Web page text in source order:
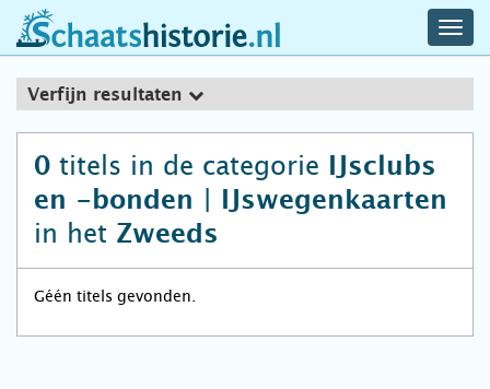
schaatshistorie.nl
Verfijn resultaten
0 titels in de categorie
IJsclubs
en -bonden | IJswegenkaarten
in het Zweeds
Géén titels gevonden.